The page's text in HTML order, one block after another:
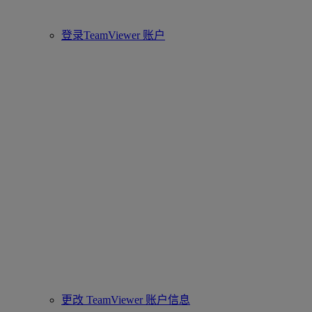
登录TeamViewer 账户
更改 TeamViewer 账户信息